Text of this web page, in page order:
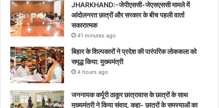
JHARKHAND:-जेपीएससी-जेएसएससी मामले में
आंदोलनरत छात्रों और सरकार के बीच पहली वार्ता
सकारात्मक
41 minutes ago
बिहार के शिल्पकारों ने प्रदेश की पारंपरिक लोककला को
समृद्ध किया: मुख्यमंत्री
4 hours ago
जननायक कर्पूरी ठाकुर छात्रावास के छात्रों के साथ
मुख्यमंत्री ने किया संवाद, कहा- छात्रों के समस्याओं का